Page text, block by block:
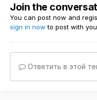
Join the
You can post now and
sign in now to post with
Ответить в этой